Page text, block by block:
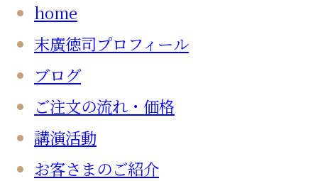
home
末廣徳司プロフィール
ブログ
ご注文の流れ・価格
講演活動
お客さまのご紹介